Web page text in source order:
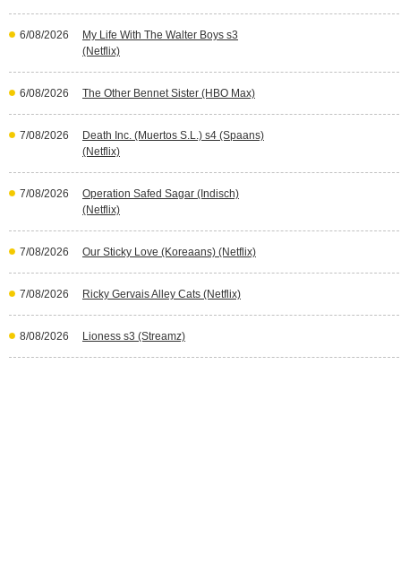
6/08/2026
My Life With The Walter Boys s3
(Netflix)
6/08/2026 The Other Bennet Sister (HBO Max)
7/08/2026
Death Inc. (Muertos S.L.) s4 (Spaans)
(Netflix)
7/08/2026
Operation Safed Sagar (Indisch)
(Netflix)
7/08/2026 Our Sticky Love (Koreaans) (Netflix)
7/08/2026 Ricky Gervais Alley Cats (Netflix)
8/08/2026 Lioness s3 (Streamz)